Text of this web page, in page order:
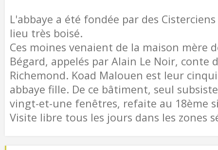
L'abbaye a été fondée par des
lieu très boisé.
Ces moines venaient de la maison mère
Bégard, appelés par Alain Le Noir, conte
Richemond. Koad Malouen est leur
abbaye fille. De ce bâtiment, seul
vingt-et-une fenêtres, refaite au 18ème
Visite libre tous les jours dans les zones